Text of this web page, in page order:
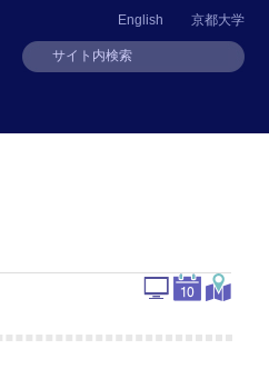
京都大学
English